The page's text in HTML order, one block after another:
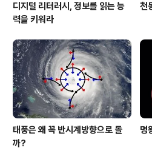
디지털 리터러시, 정보를 읽는 능
력을 키워라
천
태풍은 왜 꼭 반시계방향으로 돌
까?
명